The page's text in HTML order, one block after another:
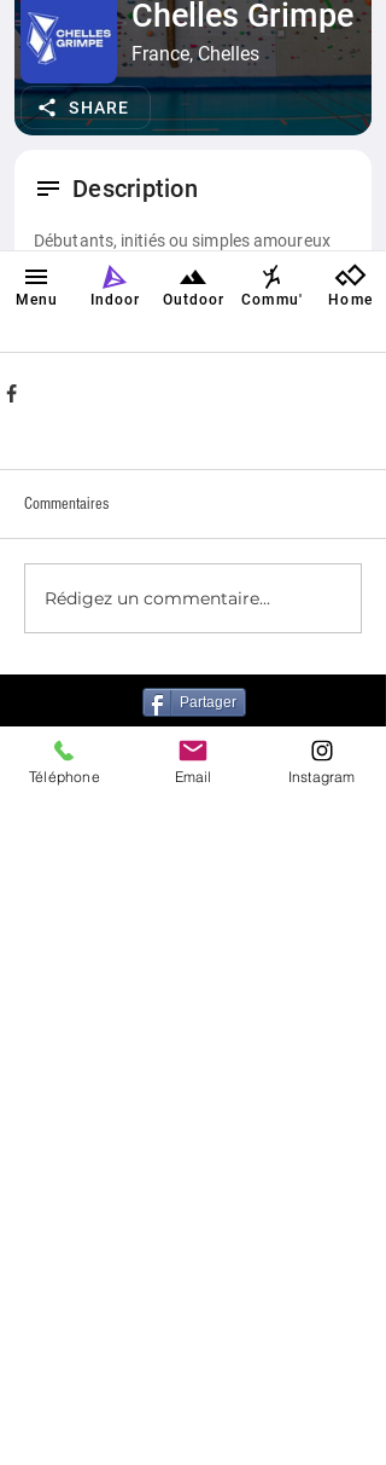
Commentaires
Rédigez un commentaire...
Partager
Téléphone Email Instagram